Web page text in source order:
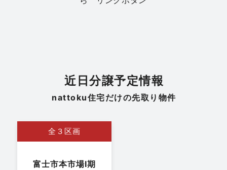
近日分譲予定情報
nattoku住宅だけの先取り物件
富士市本市場Ⅰ期
全３区画